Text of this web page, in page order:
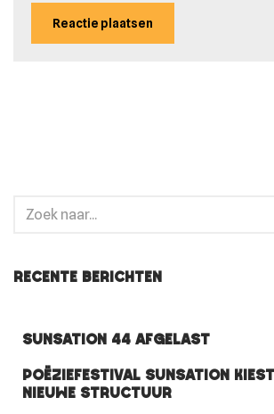
Recente berichten
Sunsation 44 afgelast
Poëziefestival Sunsation
nieuwe structuur